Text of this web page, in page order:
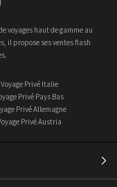
voyages haut de gamme au
il propose ses ventes flash
Voyage Privé Italie
Privé Pays Bas
Privé Allemagne
Voyage Privé Austria